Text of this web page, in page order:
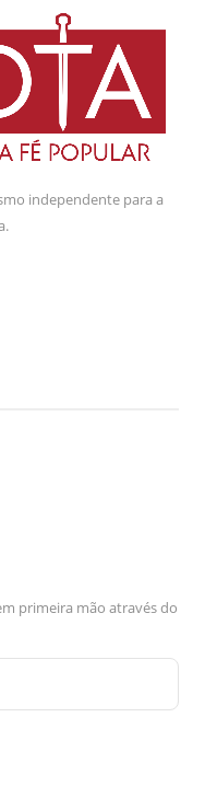
independente para a
primeira mão através do